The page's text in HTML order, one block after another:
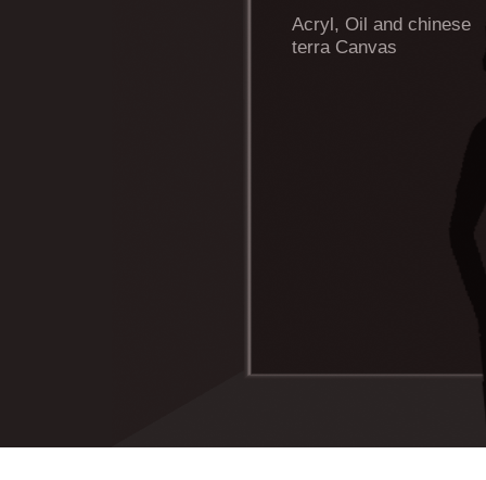
Acryl, Oil and chinese
terra Canvas